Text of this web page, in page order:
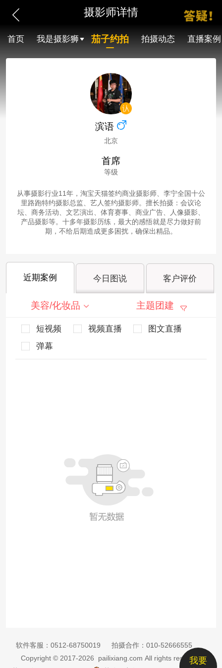
摄影师详情
首页 我是摄影狮 茄子约拍 拍摄动态 直播案例
滨语
北京
首席
等级
从事摄影行业11年，淘宝天猫签约商业摄影师、李宁全国十公
里路跑特约摄影总监、艺人签约摄影师。擅长拍摄：会议论
坛、商务活动、文艺演出、体育赛事、商业广告、人像摄影、
产品摄影等。十多年摄影历练，最大的感悟就是尽力做好前
期，不给后期造成更多困扰，确保出精品。
近期案例 今日图说 客户评价
美容/化妆品 主题团建
短视频 视频直播
图文直播
弹幕
我要
软件客服： 0512-68750019 拍摄合作： 010-52666555
Copyright © 2017-2026 pailixiang.com All rights reserved